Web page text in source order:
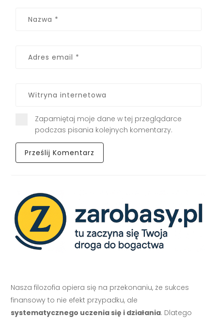
Zapamiętaj moje dane w tej przeglądarce
podczas pisania kolejnych komentarzy.
Nasza filozofia opiera się na przekonaniu, że sukces
finansowy to nie efekt przypadku, ale
systematycznego uczenia się i działania. Dlatego